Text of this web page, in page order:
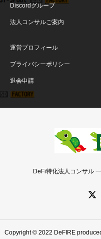
Discordグループ
法人コンサルご案内
運営プロフィール
プライバシーポリシー
退会申請
DeFi特化法人コンサル
Copyright © 2022 DeFIRE